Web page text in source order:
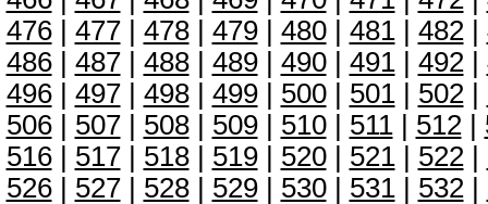
476| 477| 478| 479| 480| 481| 482|
486| 487| 488| 489| 490| 491| 492|
496| 497| 498| 499| 500| 501| 502|
506| 507| 508| 509| 510| 511| 512|
516| 517| 518| 519| 520| 521| 522|
526| 527| 528| 529| 530| 531| 532|